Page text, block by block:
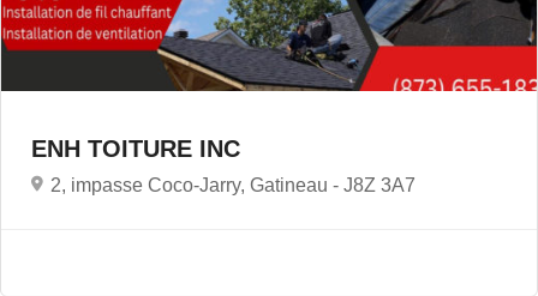
ENH TOITURE INC
2, impasse Coco-Jarry, Gatineau - J8Z 3A7